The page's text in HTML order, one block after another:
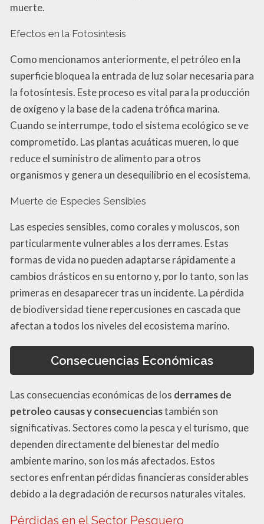
muerte.
Efectos en la Fotosíntesis
Como mencionamos anteriormente, el petróleo en la
superficie bloquea la entrada de luz solar necesaria para
la fotosíntesis. Este proceso es vital para la producción
de oxígeno y la base de la cadena trófica marina.
Cuando se interrumpe, todo el sistema ecológico se ve
comprometido. Las plantas acuáticas mueren, lo que
reduce el suministro de alimento para otros
organismos y genera un desequilibrio en el ecosistema.
Muerte de Especies Sensibles
Las especies sensibles, como corales y moluscos, son
particularmente vulnerables a los derrames. Estas
formas de vida no pueden adaptarse rápidamente a
cambios drásticos en su entorno y, por lo tanto, son las
primeras en desaparecer tras un incidente. La pérdida
de biodiversidad tiene repercusiones en cascada que
afectan a todos los niveles del ecosistema marino.
Consecuencias Económicas
Las consecuencias económicas de los derrames de
petroleo causas y consecuenciastambién son
significativas. Sectores como la pesca y el turismo, que
dependen directamente del bienestar del medio
ambiente marino, son los más afectados. Estos
sectores enfrentan pérdidas financieras considerables
debido a la degradación de recursos naturales vitales.
Pérdidas en el Sector Pesquero